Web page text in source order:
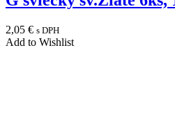
2,05 € s DPH
Add to Wishlist